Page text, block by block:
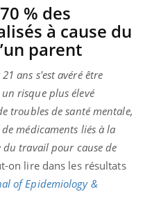
% des
à cause du
parent
ans s'est avéré être
risque plus élevé
troubles de santé mentale,
médicaments liés à la
du travail pour cause de
on lire dans les résultats
of Epidemiology &